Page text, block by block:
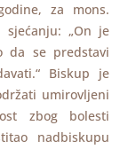
za mons.
„On je
da se predstavi
Biskup je
umirovljeni
zbog bolesti
nadbiskupu